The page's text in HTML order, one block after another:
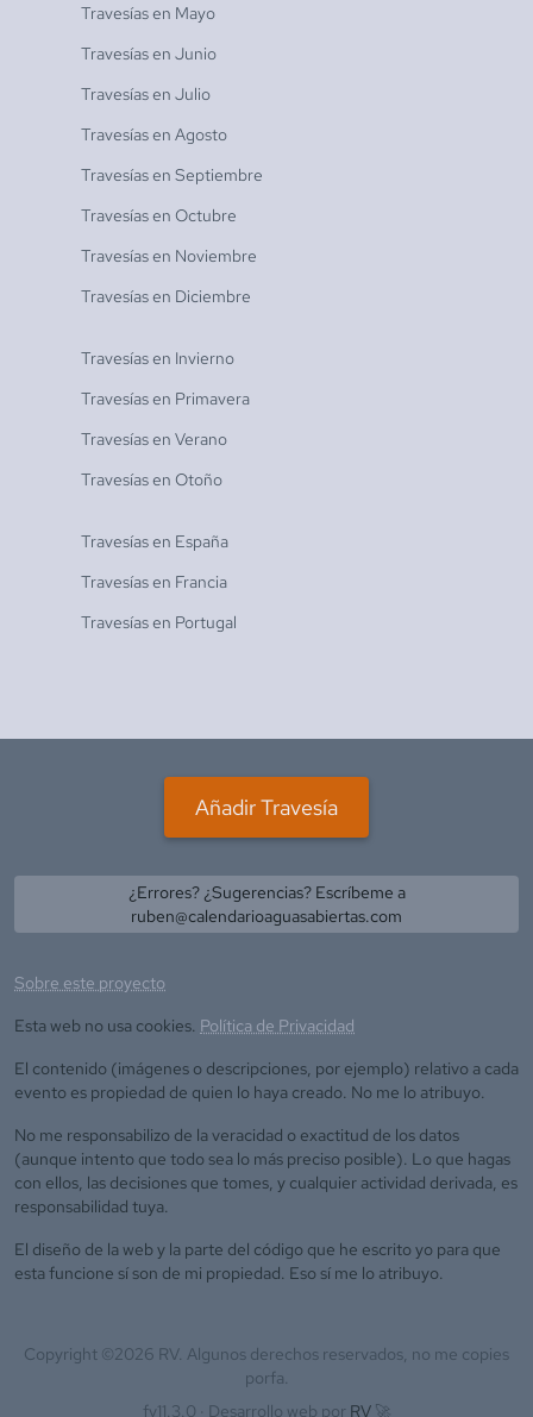
Travesías en Mayo
Travesías en Junio
Travesías en Julio
Travesías en Agosto
Travesías en Septiembre
Travesías en Octubre
Travesías en Noviembre
Travesías en Diciembre
Travesías en Invierno
Travesías en Primavera
Travesías en Verano
Travesías en Otoño
Travesías en España
Travesías en Francia
Travesías en Portugal
Añadir Travesía
¿Errores? ¿Sugerencias? Escríbeme a
ruben@calendarioaguasabiertas.com
Sobre este proyecto
Esta web no usa cookies. Política de Privacidad
El contenido (imágenes o descripciones, por ejemplo) relativo a cada
evento es propiedad de quien lo haya creado. No me lo atribuyo.
No me responsabilizo de la veracidad o exactitud de los datos
(aunque intento que todo sea lo más preciso posible). Lo que hagas
con ellos, las decisiones que tomes, y cualquier actividad derivada, es
responsabilidad tuya.
El diseño de la web y la parte del código que he escrito yo para que
esta funcione sí son de mi propiedad. Eso sí me lo atribuyo.
Copyright ©2026 RV. Algunos derechos reservados, no me copies
porfa.
fv11.3.0 · Desarrollo web por RV 🚀